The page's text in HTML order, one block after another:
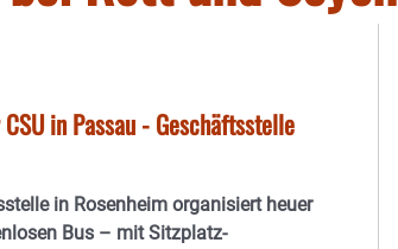
in Passau - Geschäftsstelle
in Rosenheim organisiert heuer
Bus – mit Sitzplatz-